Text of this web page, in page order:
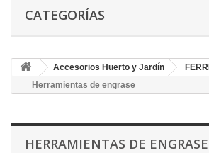
CATEGORÍAS
Accesorios Huerto y Jardín
Herramientas de engrase
HERRAMIENTAS DE ENGRASE